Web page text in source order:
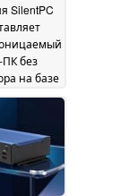
SilentPC
без
на базе
AMD